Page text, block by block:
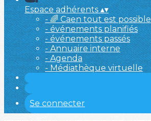
Espace adhérents▴▾
- 🌈 Caen tout est possible
- événements planifiés
- événements passés
- Annuaire interne
- Agenda
- Médiathèque virtuelle
Se connecter